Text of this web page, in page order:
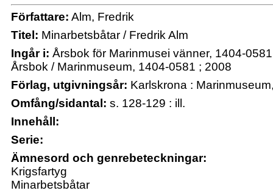
Författare: Alm, Fredrik
Titel: Minarbetsbåtar / Fredrik Alm
Ingår i: Årsbok för Marinmusei vänner, 1404-
Årsbok / Marinmuseum, 1404-0581 ; 2008
Förlag, utgivningsår: Karlskrona :
Omfång/sidantal: s. 128-129 : ill.
Innehåll:
Serie:
Ämnesord och genrebeteckningar:
Krigsfartyg
Minarbetsbåtar